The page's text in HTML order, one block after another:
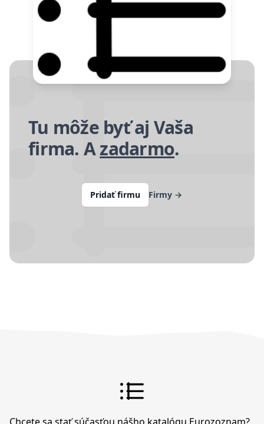
Tu môže byť aj Vaša
firma. Azadarmo.
Pridať firmu Firmy →
Chcete sa stať súčasťou nášho katalógu Eurozoznam?